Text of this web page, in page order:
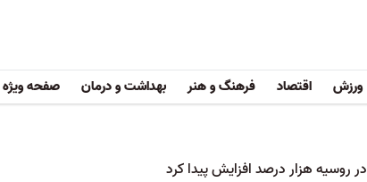
ورزش اقتصاد فرهنگ و هنر بهداشت و درمان صفحه ویژه
روسیه هزار درصد افزایش پیدا کرد